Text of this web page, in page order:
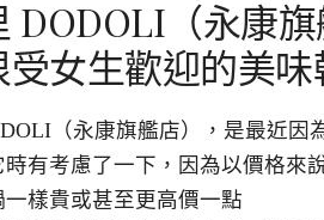
DODOLI（永康
受女生歡迎的美
（永康旗艦店），是最近因
有考慮了一下，因為以價格來
樣貴或甚至更高價一點